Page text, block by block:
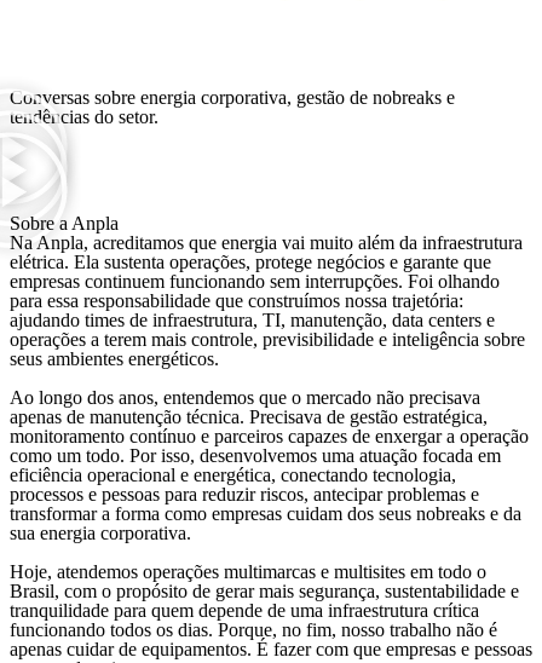
Conversas sobre energia corporativa, gestão de nobreaks e
tendências do setor.
Sobre a Anpla
Na Anpla, acreditamos que energia vai muito além da infraestrutura
elétrica. Ela sustenta operações, protege negócios e garante que
empresas continuem funcionando sem interrupções. Foi olhando
para essa responsabilidade que construímos nossa trajetória:
ajudando times de infraestrutura, TI, manutenção, data centers e
operações a terem mais controle, previsibilidade e inteligência sobre
seus ambientes energéticos.
Ao longo dos anos, entendemos que o mercado não precisava
apenas de manutenção técnica. Precisava de gestão estratégica,
monitoramento contínuo e parceiros capazes de enxergar a operação
como um todo. Por isso, desenvolvemos uma atuação focada em
eficiência operacional e energética, conectando tecnologia,
processos e pessoas para reduzir riscos, antecipar problemas e
transformar a forma como empresas cuidam dos seus nobreaks e da
sua energia corporativa.
Hoje, atendemos operações multimarcas e multisites em todo o
Brasil, com o propósito de gerar mais segurança, sustentabilidade e
tranquilidade para quem depende de uma infraestrutura crítica
funcionando todos os dias. Porque, no fim, nosso trabalho não é
apenas cuidar de equipamentos. É fazer com que empresas e pessoas